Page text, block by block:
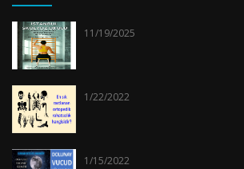
11/19/2025
1/22/2022
1/15/2022